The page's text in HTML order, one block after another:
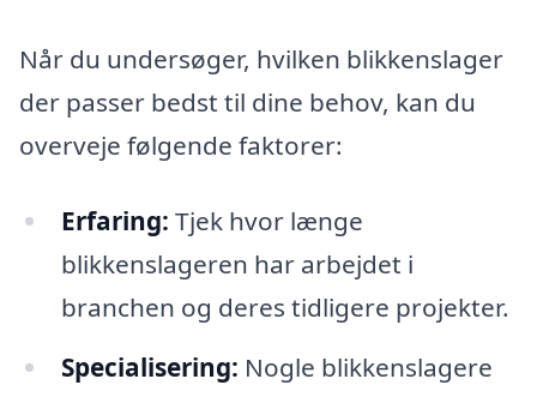
Når du undersøger, hvilken blikkenslager
der passer bedst til dine behov, kan du
overveje følgende faktorer:
Erfaring: Tjek hvor længe
blikkenslageren har arbejdet i
branchen og deres tidligere projekter.
Specialisering: Nogle blikkenslagere